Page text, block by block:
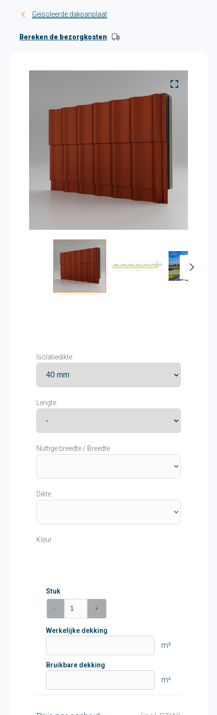
Geïsoleerde dakpanplaat
Bereken de bezorgkosten
Isolatiedikte
Lengte
Nuttige breedte / Breedte
Dikte
Kleur
Stuk
- +
Bruikbare dekking
m²
Werkelijke dekking
m²